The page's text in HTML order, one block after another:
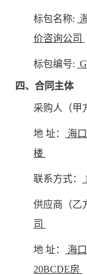
标包名称:
价咨询公司
标包编号:
四、合同主体
采购人（甲
地 址：
海
楼
联系方式：
供应商（乙
司
地 址：
海
20BCDE房